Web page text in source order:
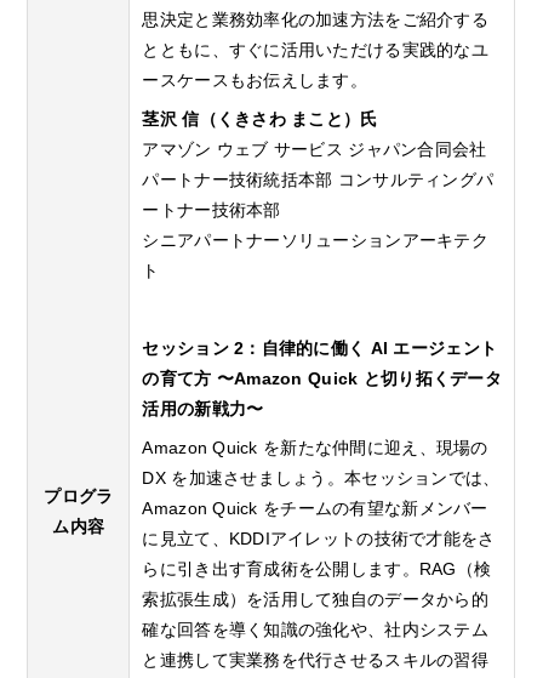
プログラ
ム内容
思決定と業務効率化の加速方法をご紹介する
とともに、すぐに活用いただける実践的なユ
ースケースもお伝えします。
茎沢 信（くきさわ まこと）氏
アマゾン ウェブ サービス ジャパン合同会社
パートナー技術統括本部 コンサルティングパ
ートナー技術本部
シニアパートナーソリューションアーキテク
ト
セッション 2：自律的に働く AI エージェント
の育て方 〜Amazon Quick と切り拓くデータ
活用の新戦力〜
Amazon Quick を新たな仲間に迎え、現場の
DX を加速させましょう。本セッションでは、
Amazon Quick をチームの有望な新メンバー
に見立て、KDDIアイレットの技術で才能をさ
らに引き出す育成術を公開します。RAG（検
索拡張生成）を活用して独自のデータから的
確な回答を導く知識の強化や、社内システム
と連携して実業務を代行させるスキルの習得